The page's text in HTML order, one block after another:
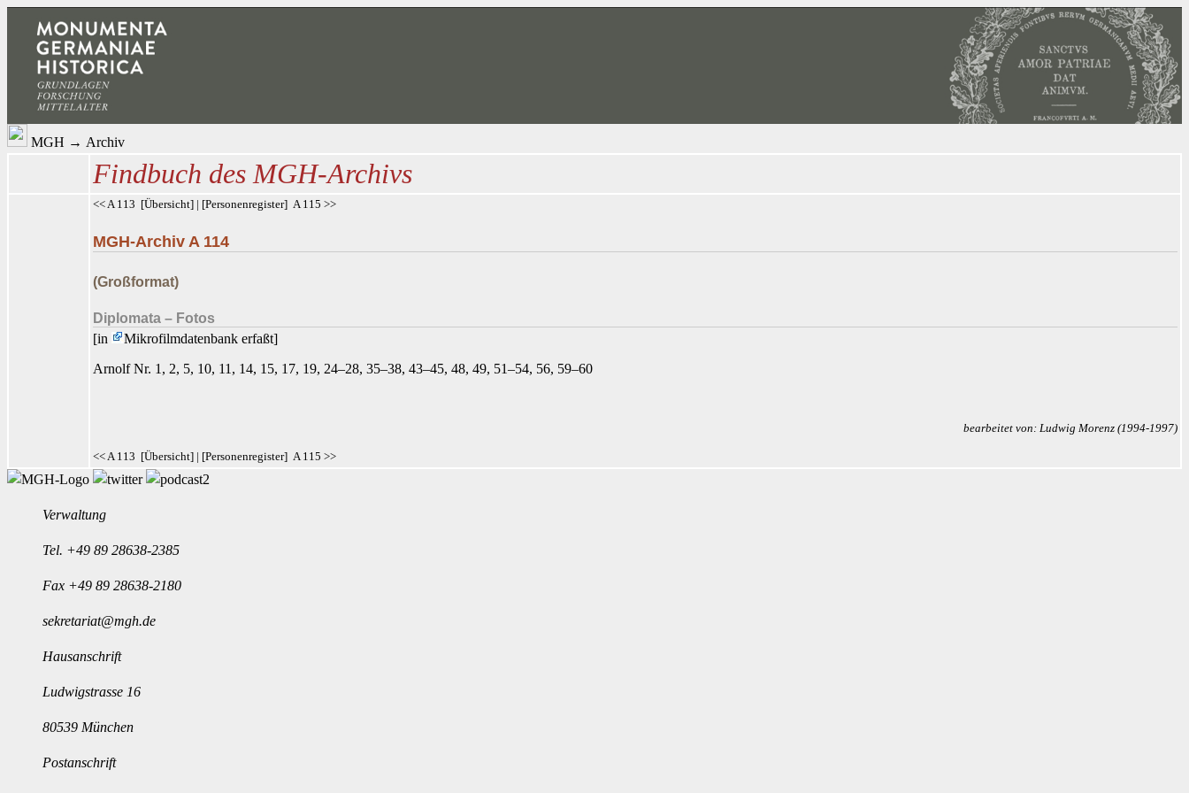
MGH → Archiv
Findbuch des MGH-Archivs
<< A 113 [Übersicht] | [Personenregister] A 115 >>
MGH-Archiv A 114
(Großformat)
Diplomata – Fotos
[in
Mikrofilmdatenbank erfaßt]
Arnolf Nr. 1, 2, 5, 10, 11, 14, 15, 17, 19, 24–28, 35–38, 43–45, 48, 49, 51–54, 56, 59–60
bearbeitet von: Ludwig Morenz (1994-1997)
<< A 113 [Übersicht] | [Personenregister] A 115 >>
Verwaltung
Tel. +49 89 28638-2385
Fax +49 89 28638-2180
sekretariat@mgh.de
Hausanschrift
Ludwigstrasse 16
80539 München
Postanschrift